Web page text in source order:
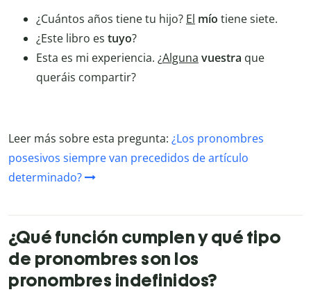
¿Cuántos años tiene tu hijo? El mío tiene siete.
¿Este libro es tuyo?
Esta es mi experiencia. ¿Alguna vuestra que
queráis compartir?
Leer más sobre esta pregunta: ¿Los pronombres
posesivos siempre van precedidos de artículo
determinado?
¿Qué función cumplen y qué tipo
de pronombres son los
pronombres indefinidos?